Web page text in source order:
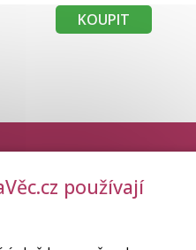
KOUPIT
používají